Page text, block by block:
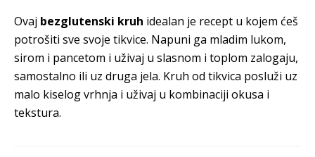
Ovaj bezglutenski kruh idealan je recept u kojem ćeš
potrošiti sve svoje tikvice. Napuni ga mladim lukom,
sirom i pancetom i uživaj u slasnom i toplom zalogaju,
samostalno ili uz druga jela. Kruh od tikvica posluži uz
malo kiselog vrhnja i uživaj u kombinaciji okusa i
tekstura.